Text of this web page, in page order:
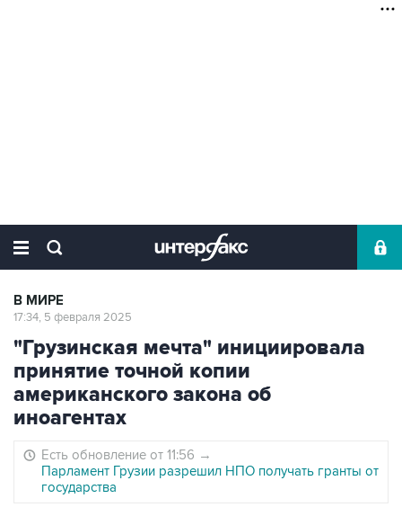
В МИРЕ
17:34, 5 февраля 2025
"Грузинская мечта" инициировала
принятие точной копии
американского закона об
иноагентах
Есть обновление от 11:56 →
Парламент Грузии разрешил НПО получать гранты от
государства